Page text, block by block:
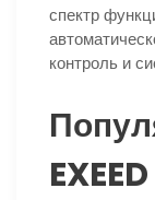
спектр
контроль и
EXEED